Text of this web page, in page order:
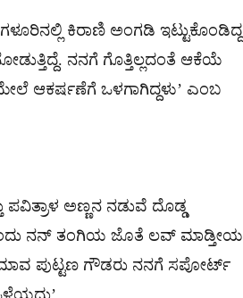
ಕಿರಾಣಿ ಅಂಗಡಿ ಇಟ್ಟುಕೊಂಡಿದ್ದ
ನನಗೆ ಗೊತ್ತಿಲ್ಲದಂತೆ ಆಕೆಯೆ
ಆಕರ್ಷಣೆಗೆ ಒಳಗಾಗಿದ್ದಳು’ ಎಂಬ
ಅಣ್ಣನ ನಡುವೆ ದೊಡ್ಡ
ನನ್ ತಂಗಿಯ ಜೊತೆ ಲವ್​ ಮಾಡ್ತೀಯ
ಪುಟ್ಟಣ ಗೌಡರು ನನಗೆ ಸಪೋರ್ಟ್